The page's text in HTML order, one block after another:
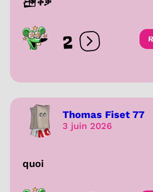
2 Ouvrir les
Thomas Fiset 77
3 juin 2026
quoi